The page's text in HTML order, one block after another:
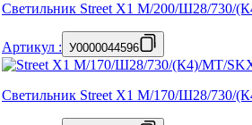
Светильник Street X1 M/200/Ш28/730/
Артикул : У0000044596
Светильник Street X1 M/170/Ш28/730/